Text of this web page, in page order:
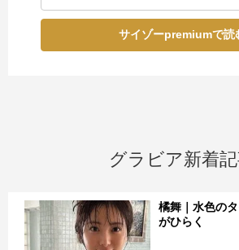
サイゾーpremiumで読
グラビア新着
橘舞｜水色の
がひらく